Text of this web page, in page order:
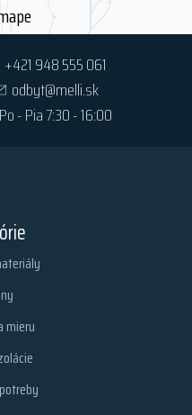
+421 948 555 061
odbyt@melli.sk
Po - Pia 7:30 - 16:00
mieru